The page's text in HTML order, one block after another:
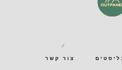
צור קשר